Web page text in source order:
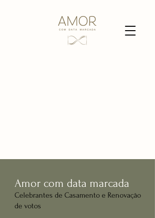
Amor com data marcada
Celebrantes de Casamento e Renovação
de votos